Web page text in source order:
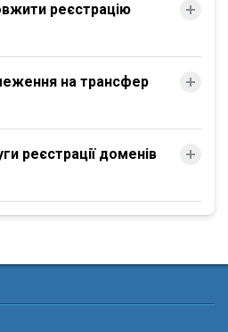
реєстрацію
на трансфер
реєстрації доменів